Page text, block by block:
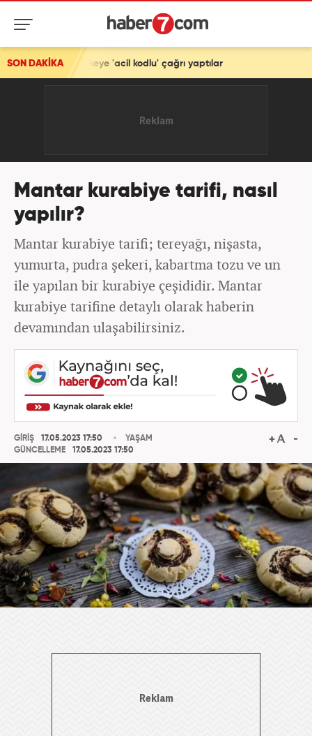
SON DAKİKA
kodlu' çağrı yaptılar
Mantar kurabiye tarifi, nasıl
yapılır?
Mantar kurabiye tarifi; tereyağı, nişasta,
yumurta, pudra şekeri, kabartma tozu ve un
ile yapılan bir kurabiye çeşididir. Mantar
kurabiye tarifine detaylı olarak haberin
devamından ulaşabilirsiniz.
GİRİŞ
17.05.2023 17:50
GÜNCELLEME
17.05.2023 17:50
YAŞAM